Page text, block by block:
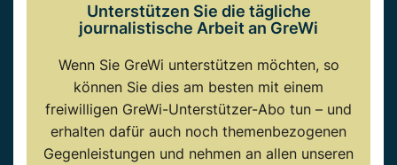
Unterstützen Sie die tägliche
journalistische Arbeit an GreWi
Wenn Sie GreWi unterstützen möchten, so
können Sie dies am besten mit einem
freiwilligen GreWi-Unterstützer-Abo tun – und
erhalten dafür auch noch themenbezogenen
Gegenleistungen und nehmen an allen unseren